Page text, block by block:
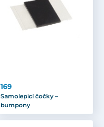
169
Samolepicí čočky –
bumpony